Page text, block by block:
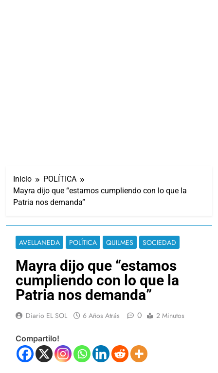
Inicio
POLÍTICA
Mayra dijo que “estamos cumpliendo con lo que la
Patria nos demanda”
AVELLANEDA POLÍTICA QUILMES SOCIEDAD
Mayra dijo que “estamos
cumpliendo con lo que la
Patria nos demanda”
Diario EL SOL 6 Años Atrás 0 2 Minutos
Compartilo!